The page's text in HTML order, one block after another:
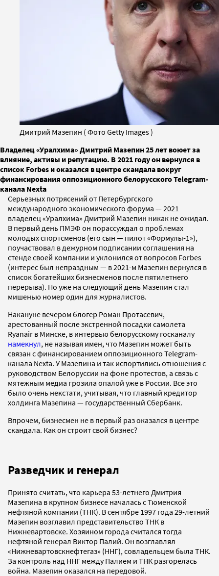
Дмитрий Мазепин ( Фото Getty Images )
Владелец «Уралхима» Дмитрий Мазепин 25 лет воюет за
влияние, активы и репутацию. В 2021 году он вернулся в
список Forbes и оказался в центре скандала вокруг
финансирования оппозиционного белорусского Telegram-
канала Nexta
Серьезных потрясений от Петербургского
международного экономического форума — 2021
владелец «Уралхима» Дмитрий Мазепин никак не ожидал.
В первый день ПМЭФ он порассуждал о проблемах
молодых спортсменов (его сын — пилот «Формулы-1»),
поучаствовал в дежурном подписании соглашения на
стенде своей компании и уклонился от вопросов Forbes
(интерес был непраздным — в 2021-м Мазепин вернулся в
список богатейших бизнесменов после пятилетнего
перерыва). Но уже на следующий день Мазепин стал
мишенью номер один для журналистов.
Накануне вечером блогер Роман Протасевич,
арестованный после экстренной посадки самолета
Ryanair в Минске, в интервью белорусскому госканалу
намекнул, не называя имен, что Мазепин может быть
связан с финансированием оппозиционного Telegram-
канала Nexta. У Мазепина и так испортились отношения с
руководством Белоруссии на фоне протестов, а связь с
мятежным медиа грозила опалой уже в России. Все это
было очень некстати, учитывая, что главный кредитор
холдинга Мазепина — государственный Сбербанк.
Впрочем, бизнесмен не в первый раз оказался в центре
скандала. Как он строит свой бизнес?
Разведчик и генерал
Принято считать, что карьера 53-летнего Дмитрия
Мазепина в крупном бизнесе началась с Тюменской
нефтяной компании (ТНК). В сентябре 1997 года 29-летний
Мазепин возглавил представительство ТНК в
Нижневартовске. Хозяином города считался тогда
нефтяной генерал Виктор Палий. Он возглавлял
«Нижневартовскнефтегаз» (ННГ), совладельцем была ТНК.
За контроль над ННГ между Палием и ТНК разгорелась
война. Мазепин оказался на передовой.